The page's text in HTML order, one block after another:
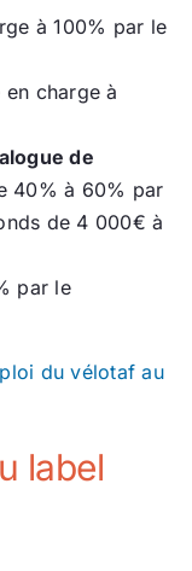
à 100% par le
en charge à
de
40% à 60% par
de 4 000€ à
par le
du vélotaf au
label